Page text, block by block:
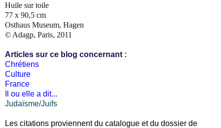
Huile sur toile
77 x 90,5 cm
Osthaus Museum, Hagen
© Adagp, Paris, 2011
Articles sur ce blog concernant :
Chrétiens
Culture
France
Il ou elle a dit...
Judaïsme/Juifs
Les citations proviennent du catalogue et du dossier de